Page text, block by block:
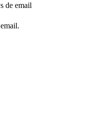
de email